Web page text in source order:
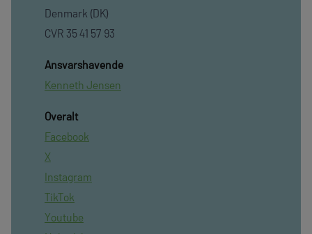
Denmark (DK)
CVR 35 41 57 93
Ansvarshavende
Kenneth Jensen
Overalt
Facebook
X
Instagram
TikTok
Youtube